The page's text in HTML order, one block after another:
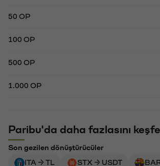
50 OP
100 OP
500 OP
1.000 OP
Paribu'da daha fazlasını
Son gezilen dönüştürücüler
ITA → TL
STX → USDT